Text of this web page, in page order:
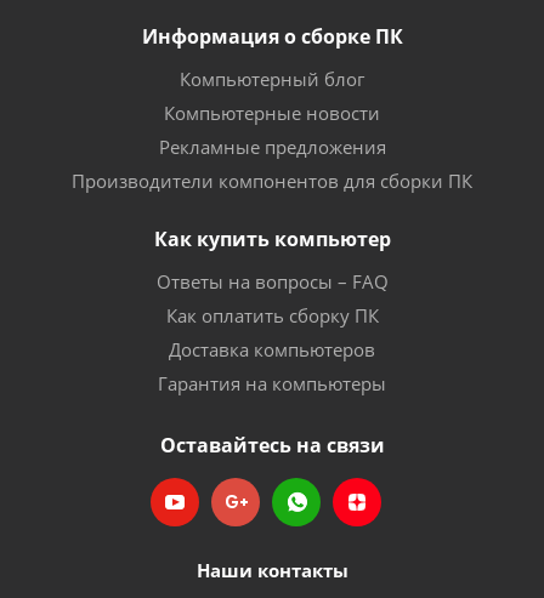
Информация о сборке ПК
Компьютерный блог
Компьютерные новости
Рекламные предложения
Производители компонентов для сборки ПК
Как купить компьютер
Ответы на вопросы – FAQ
Как оплатить сборку ПК
Доставка компьютеров
Гарантия на компьютеры
Оставайтесь на связи
Наши контакты